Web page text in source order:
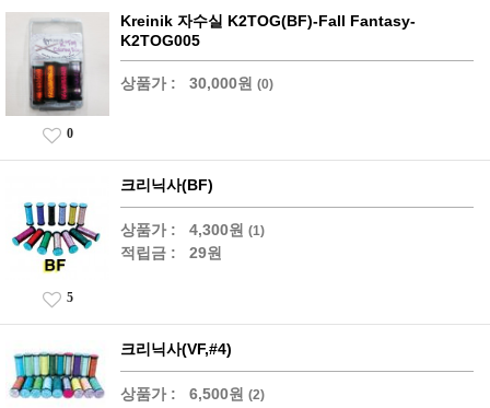
Kreinik 자수실 K2TOG(BF)-Fall Fantasy-
K2TOG005
상품가 : 30,000원 (0)
0
크리닉사(BF)
상품가 : 4,300원 (1)
적립금 : 29원
5
크리닉사(VF,#4)
상품가 : 6,500원 (2)